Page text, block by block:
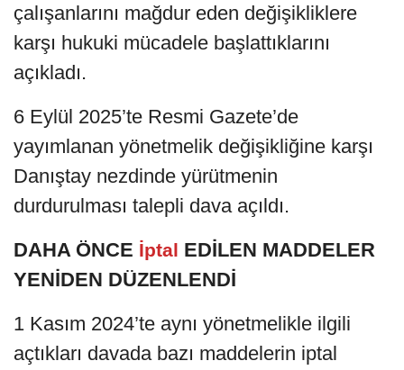
çalışanlarını mağdur eden değişikliklere
karşı hukuki mücadele başlattıklarını
açıkladı.
6 Eylül 2025’te Resmi Gazete’de
yayımlanan yönetmelik değişikliğine karşı
Danıştay nezdinde yürütmenin
durdurulması talepli dava açıldı.
DAHA ÖNCE İptal EDİLEN MADDELER
YENİDEN DÜZENLENDİ
1 Kasım 2024’te aynı yönetmelikle ilgili
açtıkları davada bazı maddelerin iptal